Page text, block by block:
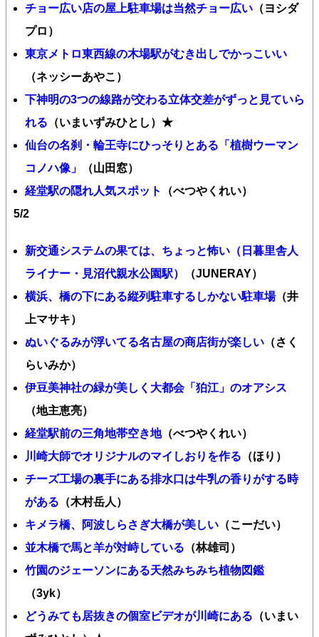
チョー広い店の屋上駐車場は当然チョー広い （ヨシダ
プロ）
東京メトロ東西線の木場駅がむき出しでかっこいい
（ネッシーあやこ）
下神明の3つの線路が交わる立体交差がずっと見ていら
れる （いまいずみひとし）★
仙台の名刹・輪王寺にひっそりとある「植樹ウーマン
コノハ像」
（山田窓）
経堂駅の隠れ人気スポット
（べつやくれい）
5/2
新交通システムの果ては、ちょっと怖い（日暮里舎人
ライナー・見沼代親水公園駅）
（JUNERAY）
横浜、橋の下にある縦列駐車するしかない駐車場（井
上マサキ）
ぬいぐるみが浮いてる名古屋の商店街が楽しい （さく
らいみか）
伊豆美神社の緑が美しく大都会「狛江」のオアシス
（地主恵亮）
経堂駅前の三角地帯空き地（べつやくれい）
川崎大師でオリジナルのマイしおりを作る （ほり）
チーズ工場の裏手にある排水口は牛乳の香りがする時
がある （木村岳人）
キメラ橋、阿波しらさぎ大橋が美しい （こーだい）
並木橋で馬と羊が対峙している （林雄司）
竹園のジェーソンにある天然みちみち植物図鑑
（3yk）
どうみても居抜きの個室ビデオが川崎にある （いまい